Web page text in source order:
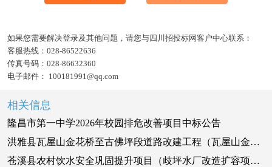
如果您需要解决登录及其他问题，请您与四川招投标网客户中心联系：
客服热线： 028-86522636
传真号码： 028-86632360
电子邮件： 100181991@qq.com
相关信息
隆昌市第一中学2026年校园排危改善项目中标公告
洪雅县瓦屋山金花桥至古佛坪段道路改建工程（瓦屋山金花桥至大寺河道路改建段）施工-标段中标候选人公示
苍溪县农村饮水安全巩固提升项目（歧坪水厂改造扩容项目）-施工中标候选人公示